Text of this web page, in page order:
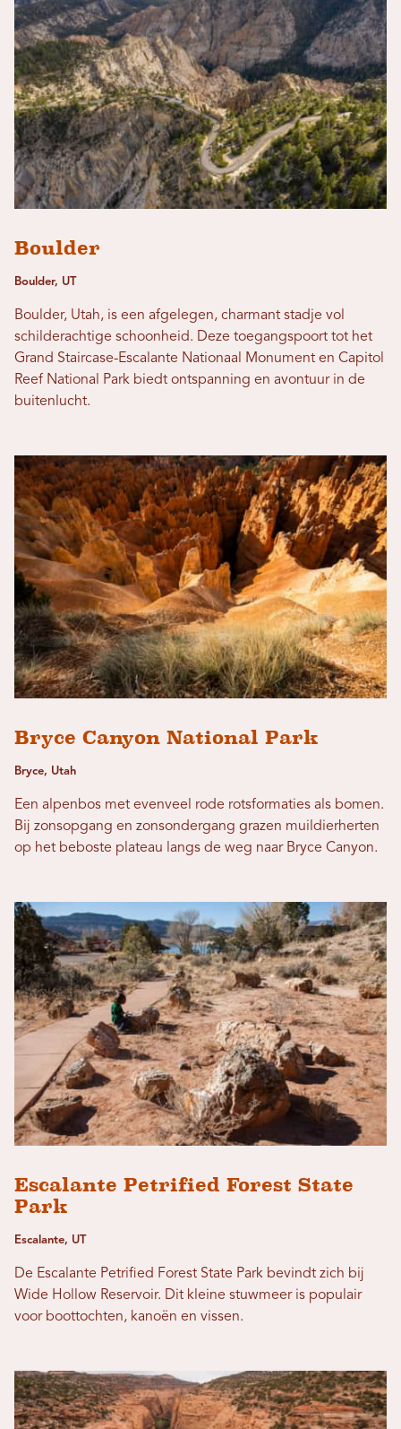
Boulder
Boulder, UT
Boulder, Utah, is een afgelegen, charmant stadje vol
schilderachtige schoonheid. Deze toegangspoort tot het
Grand Staircase-Escalante Nationaal Monument en Capitol
Reef National Park biedt ontspanning en avontuur in de
buitenlucht.
Bryce Canyon National Park
Bryce, Utah
Een alpenbos met evenveel rode rotsformaties als bomen.
Bij zonsopgang en zonsondergang grazen muildierherten
op het beboste plateau langs de weg naar Bryce Canyon.
Escalante Petrified Forest State
Park
Escalante, UT
De Escalante Petrified Forest State Park bevindt zich bij
Wide Hollow Reservoir. Dit kleine stuwmeer is populair
voor boottochten, kanoën en vissen.